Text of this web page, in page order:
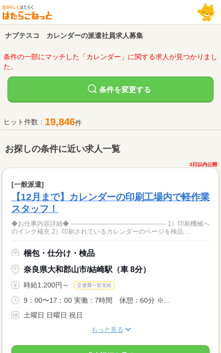
ナブテスコ カレンダーの派遣社員求人募集
条件の一部にマッチした「カレンダー」に関する求人が見つかりまし
た。
条件を変更する
ヒット件数： 19,846件
お探しの条件に近い求人一覧
3日以内公開
[一般派遣]
【12月まで】カレンダーの印刷工場内で軽作業
スタッフ！
◆お仕事内容詳細◆ ------------------------------------------------ 1）印刷機械へ
のインク補充 2）印刷されているカレンダーのページを検品 ...
梱包・仕分け・検品
奈良県大和郡山市/結崎駅（車 8分）
時給1,200円～ 交通費一部支給
9：00〜17：00 実働：7時間 休憩：60分 ※...
土曜日 日曜日 祝日
もっと見る